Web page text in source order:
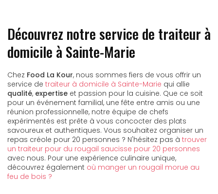
Découvrez notre service de traiteur à
domicile à Sainte-Marie
Chez Food La Kour, nous sommes fiers de vous offrir un
service de traiteur à domicile à Sainte-Marie qui allie
qualité, expertise et passion pour la cuisine. Que ce soit
pour un événement familial, une fête entre amis ou une
réunion professionnelle, notre équipe de chefs
expérimentés est prête à vous concocter des plats
savoureux et authentiques. Vous souhaitez organiser un
repas créole pour 20 personnes ? N'hésitez pas à trouver
un traiteur pour du rougail saucisse pour 20 personnes
avec nous. Pour une expérience culinaire unique,
découvrez également où manger un rougail morue au
feu de bois ?